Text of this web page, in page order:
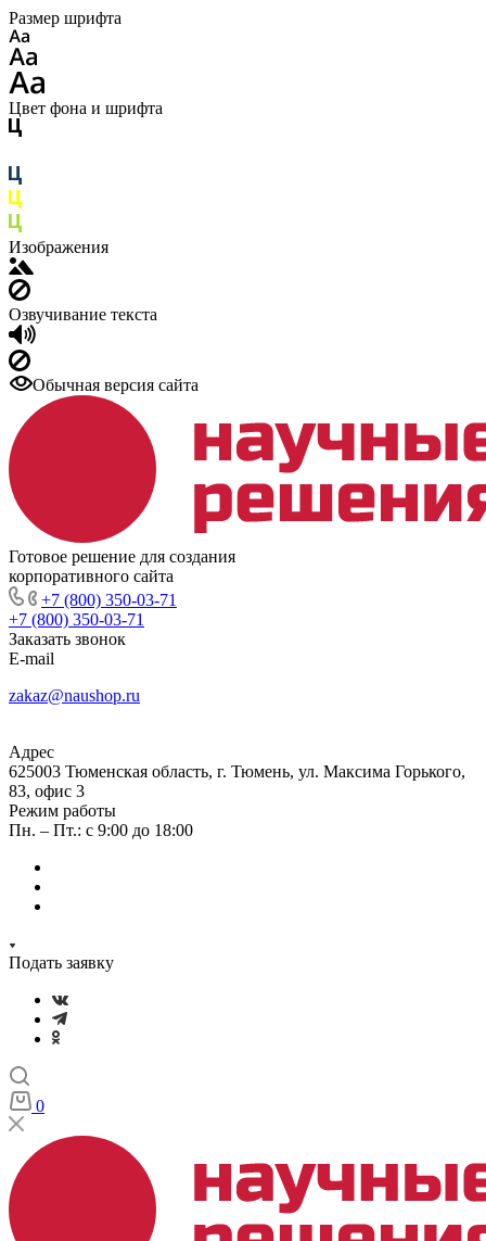
Размер шрифта
Цвет фона и шрифта
Изображения
Озвучивание текста
Обычная версия сайта
Готовое решение для создания
корпоративного сайта
+7 (800) 350-03-71
+7 (800) 350-03-71
Заказать звонок
E-mail
zakaz@naushop.ru
Адрес
625003 Тюменская область, г. Тюмень, ул. Максима Горького,
83, офис 3
Режим работы
Пн. – Пт.: с 9:00 до 18:00
Подать заявку
0